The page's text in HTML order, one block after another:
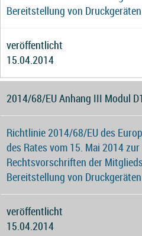
Bereitstellung von
veröffentlicht
15.04.2014
2014/68/EU Anhang III Modul D1
Richtlinie 2014/68/EU des
des Rates vom 15. Mai 2014
Rechtsvorschriften der
Bereitstellung von
veröffentlicht
15.04.2014